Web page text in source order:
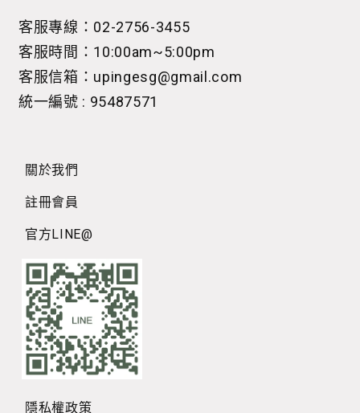
客服專線：02-2756-3455
客服時間：10:00am~5:00pm
客服信箱：upingesg@gmail.com
統一編號 : 95487571
關於我們
註冊會員
官方LINE@
隱私權政策